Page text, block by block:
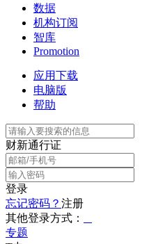
数据
机构订阅
智库
Promotion
应用下载
电脑版
帮助
财新通行证
登录
忘记密码？ 注册
其他登录方式：
专题